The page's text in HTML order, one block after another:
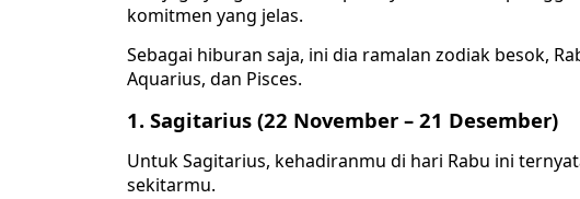
komitmen yang jelas.
Sebagai hiburan saja, ini dia ramalan zodiak besok,
Aquarius, dan Pisces.
1. Sagitarius (22 November – 21 Desember)
Untuk Sagitarius, kehadiranmu di hari Rabu ini
sekitarmu.